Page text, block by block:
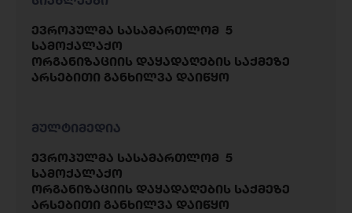
ევროპულმა სასამართლომ 5
სამოქალაქო
ორგანიზაციის დაყადაღების საქმეზე
არსებითი განხილვა დაიწყო
მულტიმედია
ევროპულმა სასამართლომ 5
სამოქალაქო
ორგანიზაციის დაყადაღების საქმეზე
არსებითი განხილვა დაიწყო